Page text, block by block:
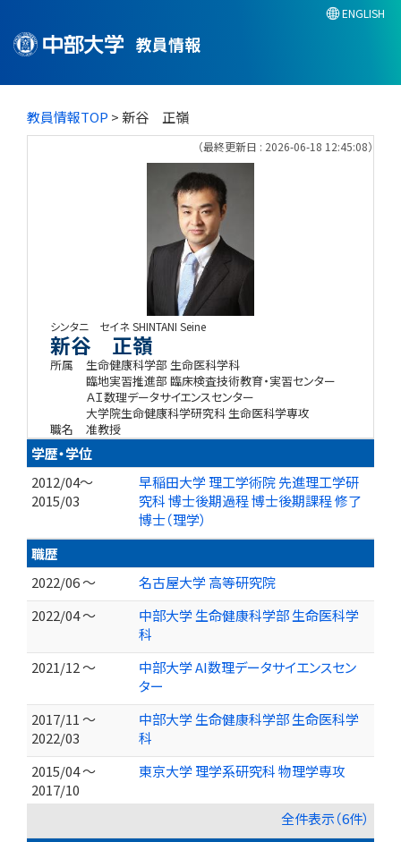
教員情報
ENGLISH
教員情報TOP > 新谷 正嶺
（最終更新日 : 2026-06-18 12:45:08）
シンタニ セイネSHINTANI Seine
新谷 正嶺
所属
生命健康科学部 生命医科学科
臨地実習推進部 臨床検査技術教育・実習センター
ＡＩ数理データサイエンスセンター
大学院生命健康科学研究科 生命医科学専攻
職名
准教授
学歴・学位
2012/04～
2015/03
早稲田大学 理工学術院 先進理工学研
究科 博士後期過程 博士後期課程 修了
博士（理学）
職歴
2022/06 ～
名古屋大学 高等研究院
2022/04 ～
中部大学 生命健康科学部 生命医科学
科
2021/12 ～
中部大学 AI数理データサイエンスセン
ター
2017/11 ～
2022/03
中部大学 生命健康科学部 生命医科学
科
2015/04 ～
2017/10
東京大学 理学系研究科 物理学専攻
全件表示（6件）